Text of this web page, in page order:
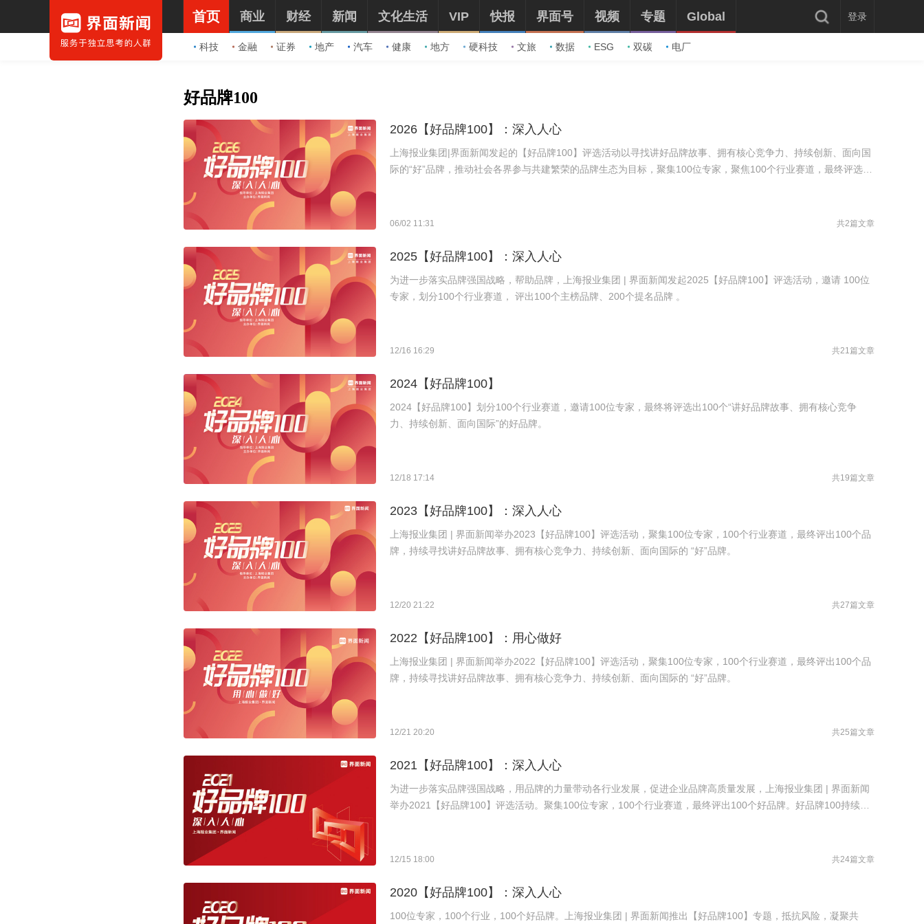
首页
科技 金融 证券 地产 汽车 健康 地方 硬科技 文旅 数据 ESG 双碳 电厂
商业 财经 新闻 文化生活 VIP 快报 界面号 视频 专题 Global 登录
好品牌100
2026【好品牌100】：深入人心
上海报业集团|界面新闻发起的【好品牌100】评选活动以寻找讲好品牌故事、拥有核心竞争力、持续创新、面向国
际的“好”品牌，推动社会各界参与共建繁荣的品牌生态为目标，聚集100位专家，聚焦100个行业赛道，最终评选出
06/02 11:31 共2篇文章
2025【好品牌100】：深入人心
为进一步落实品牌强国战略，帮助品牌，上海报业集团 | 界面新闻发起2025【好品牌100】评选活动，邀请 100位
专家，划分100个行业赛道， 评出100个主榜品牌、200个提名品牌 。
12/16 16:29 共21篇文章
2024【好品牌100】
2024【好品牌100】划分100个行业赛道，邀请100位专家，最终将评选出100个“讲好品牌故事、拥有核心竞争
力、持续创新、面向国际”的好品牌。
12/18 17:14 共19篇文章
2023【好品牌100】：深入人心
上海报业集团 | 界面新闻举办2023【好品牌100】评选活动，聚集100位专家，100个行业赛道，最终评出100个品
牌，持续寻找讲好品牌故事、拥有核心竞争力、持续创新、面向国际的 “好”品牌。
12/20 21:22 共27篇文章
2022【好品牌100】：用心做好
上海报业集团 | 界面新闻举办2022【好品牌100】评选活动，聚集100位专家，100个行业赛道，最终评出100个品
牌，持续寻找讲好品牌故事、拥有核心竞争力、持续创新、面向国际的 “好”品牌。
12/21 20:20 共25篇文章
2021【好品牌100】：深入人心
为进一步落实品牌强国战略，用品牌的力量带动各行业发展，促进企业品牌高质量发展，上海报业集团 | 界面新闻
举办2021【好品牌100】评选活动。聚集100位专家，100个行业赛道，最终评出100个好品牌。好品牌100持续寻
12/15 18:00 共24篇文章
2020【好品牌100】：深入人心
100位专家，100个行业，100个好品牌。上海报业集团 | 界面新闻推出【好品牌100】专题，抵抗风险，凝聚共